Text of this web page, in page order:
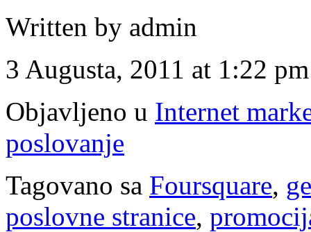
Written by admin
3 Augusta, 2011 at 1:22 pm
Objavljeno u Internet
poslovanje
Tagovano sa Foursquare,
poslovne stranice,